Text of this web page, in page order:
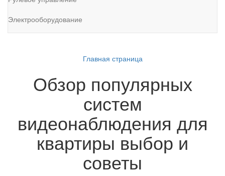
Электрооборудование
Главная страница
Обзор популярных
систем
видеонаблюдения для
квартиры выбор и
советы